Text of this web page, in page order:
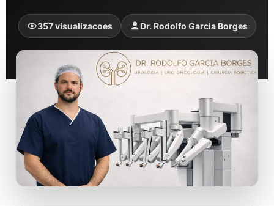
357 visualizacoes Dr. Rodolfo Garcia Borges